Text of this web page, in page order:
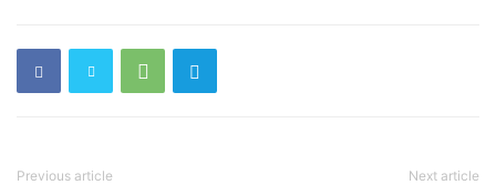
Previous article Next article